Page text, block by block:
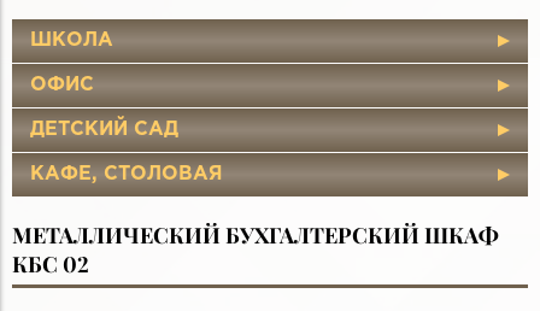
ШКОЛА
ОФИС
ДЕТСКИЙ САД
КАФЕ, СТОЛОВАЯ
МЕТАЛЛИЧЕСКИЙ БУХГАЛТЕРСКИЙ ШКАФ
КБС 02